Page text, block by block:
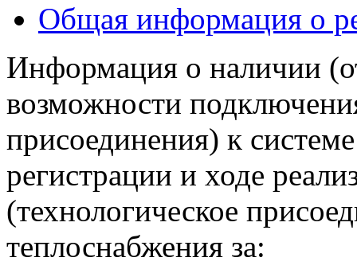
Общая информация о
Информация о наличии
возможности
присоединения) к
регистрации и ходе
(технологическое
теплоснабжения за: